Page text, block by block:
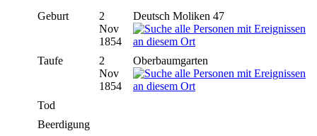
Geburt
2
Nov
1854
Deutsch Moliken 47
Taufe
2
Nov
1854
Oberbaumgarten
Tod
Beerdigung